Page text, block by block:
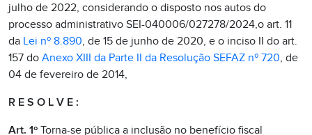
julho de 2022, considerando o disposto nos autos do
processo administrativo SEI-040006/027278/2024,o art. 11
da Lei nº 8.890, de 15 de junho de 2020, e o inciso II do art.
157 do Anexo XIII da Parte II da Resolução SEFAZ nº 720, de
04 de fevereiro de 2014,
R E S O L V E :
Art. 1º Torna-se pública a inclusão no benefício fiscal